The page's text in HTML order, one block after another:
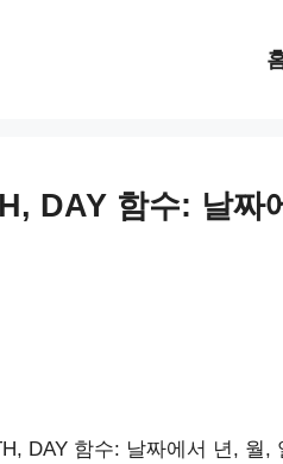
DAY 함수: 날짜
DAY 함수: 날짜에서 년, 월,